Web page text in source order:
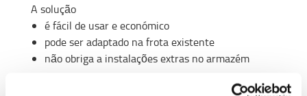
A solução
é fácil de usar e económico
pode ser adaptado na frota existente
não obriga a instalações extras no armazém